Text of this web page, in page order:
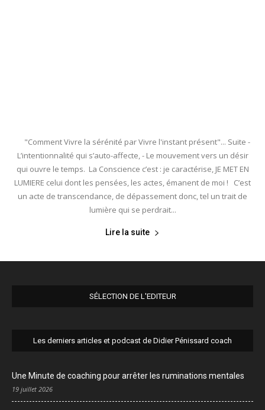
"Comment Vivre la sérénité par Vivre l'instant présent"... Suite -
L’intentionnalité qui s’auto-affecte, - Le mouvement vers un désir
qui ouvre le temps. La Conscience c’est : je caractérise, JE MET EN
LUMIERE celui dont les pensées, les actes, émanent de moi ! C’est
un acte de transcendance, de dépassement donc, tel un trait de
lumière qui se perdrait...
Lire la suite
SÉLECTION DE L'EDITEUR
Les derniers articles et podcast de Didier Pénissard coach
Une Minute de coaching pour arrêter les ruminations mentales
19 juillet 2026